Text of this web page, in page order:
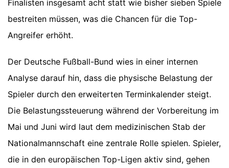
Finalisten insgesamt acht statt wie bisher sieben Spiele
bestreiten müssen, was die Chancen für die Top-
Angreifer erhöht.
Der Deutsche Fußball-Bund wies in einer internen
Analyse darauf hin, dass die physische Belastung der
Spieler durch den erweiterten Terminkalender steigt.
Die Belastungssteuerung während der Vorbereitung im
Mai und Juni wird laut dem medizinischen Stab der
Nationalmannschaft eine zentrale Rolle spielen. Spieler,
die in den europäischen Top-Ligen aktiv sind, gehen